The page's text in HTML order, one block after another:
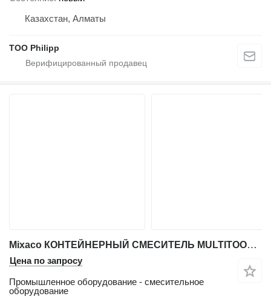
Казахстан, Алматы
ТОО Philipp
Mixaco КОНТЕЙНЕРНЫЙ СМЕСИТЕЛЬ MULTITOOL™
Цена по запросу
Промышленное оборудование - смесительное
оборудование